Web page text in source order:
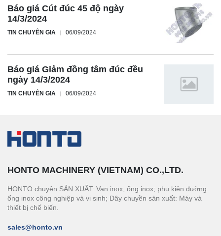
Báo giá Cút đúc 45 độ ngày
14/3/2024
TIN CHUYÊN GIA 06/09/2024
Báo giá Giảm đồng tâm đúc đều
ngày 14/3/2024
TIN CHUYÊN GIA 06/09/2024
HONTO MACHINERY (VIETNAM) CO.,LTD.
HONTO chuyên SẢN XUẤT: Van inox, ống inox; phụ kiện đường
ống inox công nghiệp và vi sinh; Dây chuyền sản xuất: Máy và
thiết bị chế biến.
sales@honto.vn